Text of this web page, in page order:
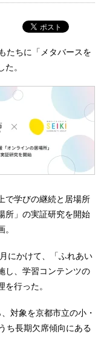
たちに「メタバースを
。
で学びの継続と居場所
所」の実証研究を開始
にかけて、「ふれあい
し、学習コンテンツの
行った。
対象を京都市立の小・
ち長期欠席傾向にある